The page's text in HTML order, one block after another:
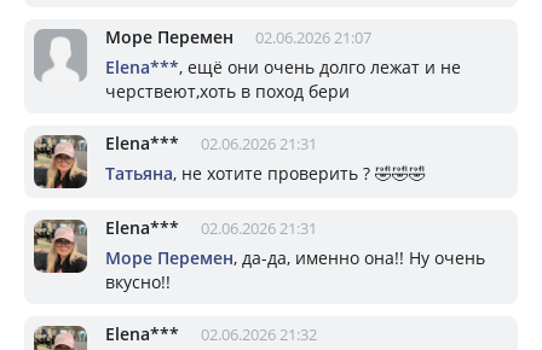
Море Перемен 02.06.2026 21:07
Elena***, ещё они очень долго лежат и не
черствеют,хоть в поход бери
Elena*** 02.06.2026 21:31
Татьяна, не хотите проверить ? 🤣🤣🤣
Elena*** 02.06.2026 21:31
Море Перемен, да-да, именно она!! Ну очень
вкусно!!
Elena*** 02.06.2026 21:32